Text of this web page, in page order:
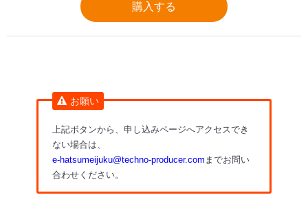
購入する
お願い
上記ボタンから、申し込みページへアクセスでき
ない場合は、
e-hatsumeijuku@techno-producer.com までお問い
合わせください。